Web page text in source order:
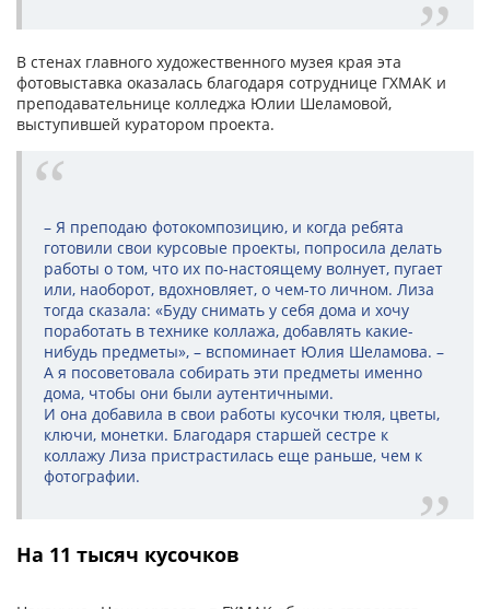
В стенах главного художественного музея края эта
фотовыставка оказалась благодаря сотруднице ГХМАК и
преподавательнице колледжа Юлии Шеламовой,
выступившей куратором проекта.
– Я преподаю фотокомпозицию, и когда ребята
готовили свои курсовые проекты, попросила делать
работы о том, что их по-настоящему волнует, пугает
или, наоборот, вдохновляет, о чем-то личном. Лиза
тогда сказала: «Буду снимать у себя дома и хочу
поработать в технике коллажа, добавлять какие-
нибудь предметы», – вспоминает Юлия Шеламова. –
А я посоветовала собирать эти предметы именно
дома, чтобы они были аутентичными.
И она добавила в свои работы кусочки тюля, цветы,
ключи, монет­ки. Благодаря старшей сестре к
коллажу Лиза пристрастилась еще раньше, чем к
фотографии.
На 11 тысяч кусочков